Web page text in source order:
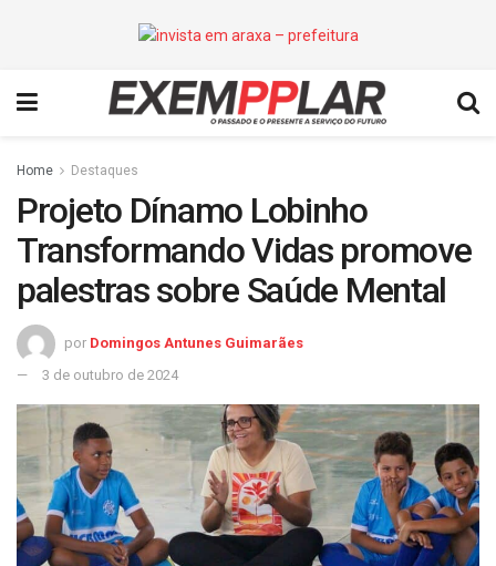
Home Destaques
Projeto Dínamo Lobinho
Transformando Vidas promove
palestras sobre Saúde Mental
por Domingos Antunes Guimarães
3 de outubro de 2024